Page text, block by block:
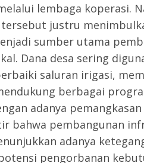
lembaga koperasi.
tersebut justru
sumber utama
Dana desa sering
saluran irigasi,
berbagai
adanya
bahwa pembangunan
adanya
pengorbanan